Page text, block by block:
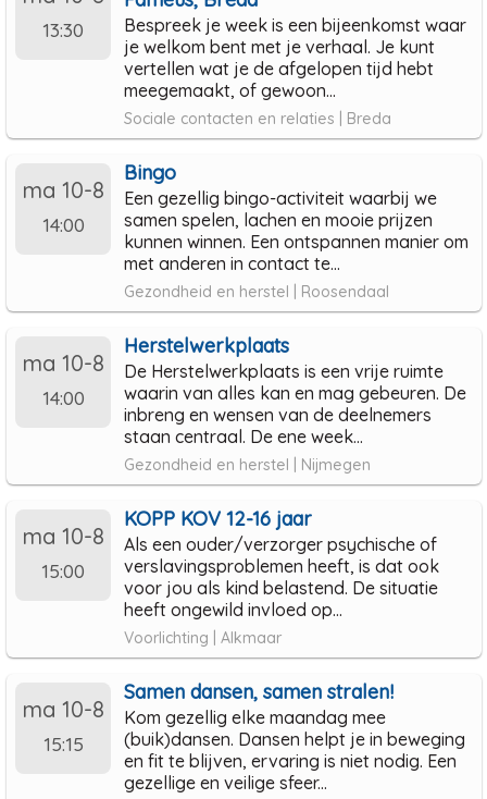
13:30
Bespreek je week is een bijeenkomst waar
je welkom bent met je verhaal. Je kunt
vertellen wat je de afgelopen tijd hebt
meegemaakt, of gewoon...
Sociale contacten en relaties | Breda
ma 10-8
14:00
Bingo
Een gezellig bingo-activiteit waarbij we
samen spelen, lachen en mooie prijzen
kunnen winnen. Een ontspannen manier om
met anderen in contact te...
Gezondheid en herstel | Roosendaal
ma 10-8
14:00
Herstelwerkplaats
De Herstelwerkplaats is een vrije ruimte
waarin van alles kan en mag gebeuren. De
inbreng en wensen van de deelnemers
staan centraal. De ene week...
Gezondheid en herstel | Nijmegen
ma 10-8
15:00
KOPP KOV 12-16 jaar
Als een ouder/verzorger psychische of
verslavingsproblemen heeft, is dat ook
voor jou als kind belastend. De situatie
heeft ongewild invloed op...
Voorlichting | Alkmaar
ma 10-8
15:15
Samen dansen, samen stralen!
Kom gezellig elke maandag mee
(buik)dansen. Dansen helpt je in beweging
en fit te blijven, ervaring is niet nodig. Een
gezellige en veilige sfeer...